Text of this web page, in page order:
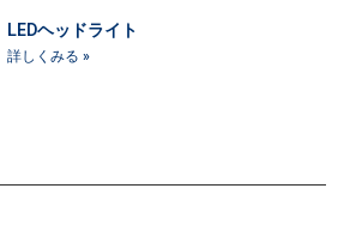
LEDヘッドライト
詳しくみる »